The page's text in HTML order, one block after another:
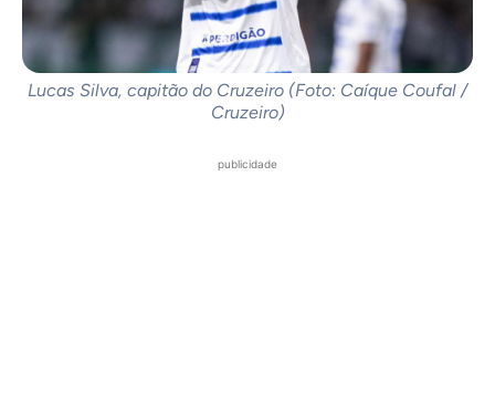
Lucas Silva, capitão do Cruzeiro (Foto: Caíque Coufal /
Cruzeiro)
publicidade